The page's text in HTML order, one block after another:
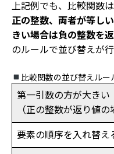
上記例でも、比較関数は
正の整数、両者が等し
きい場合は負の整数を
のルールで並び替えが行
比較関数の並び替えルー
第一引数の方が大きい
（正の整数が返り値の
要素の順序を入れ替え